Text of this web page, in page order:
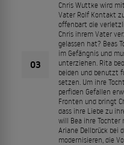
03
Chris Wuttke wird
Vater Rolf Kontakt
offenbart die
Chris ihrem Vater
gelassen hat? Beas
im Gefängnis und
unterziehen. Rita
beiden und benutzt
setzen. Um ihre
perfiden Gefallen
Fronten und bringt
dass ihre Liebe zu
will Bea ihre Tochter
Ariane Dellbrück bei
modernisieren, die